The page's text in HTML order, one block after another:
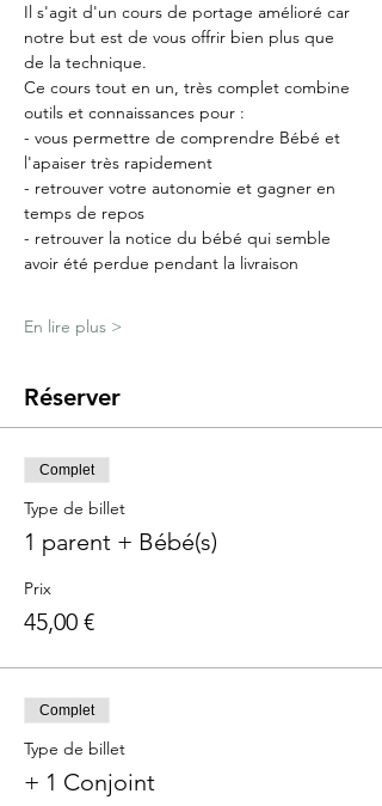
Il s'agit d'un cours de portage amélioré car
notre but est de vous offrir bien plus que
de la technique.
Ce cours tout en un, très complet combine
outils et connaissances pour :
- vous permettre de comprendre Bébé et
l'apaiser très rapidement
- retrouver votre autonomie et gagner en
temps de repos
- retrouver la notice du bébé qui semble
avoir été perdue pendant la livraison
En lire plus >
Réserver
Complet
Type de billet
1 parent + Bébé(s)
Prix
45,00 €
Complet
Type de billet
+ 1 Conjoint